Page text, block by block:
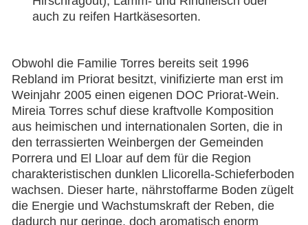
auch zu reifen Hartkäsesorten.
Obwohl die Familie Torres bereits seit 1996
Rebland im Priorat besitzt, vinifizierte man erst im
Weinjahr 2005 einen eigenen DOC Priorat-Wein.
Mireia Torres schuf diese kraftvolle Komposition
aus heimischen und internationalen Sorten, die in
den terrassierten Weinbergen der Gemeinden
Porrera und El Lloar auf dem für die Region
charakteristischen dunklen Llicorella-Schieferboden
wachsen. Dieser harte, nährstoffarme Boden zügelt
die Energie und Wachstumskraft der Reben, die
dadurch nur geringe, doch aromatisch enorm